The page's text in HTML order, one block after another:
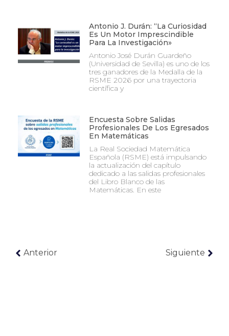
Antonio J. Durán: “La Curiosidad
Es Un Motor Imprescindible
Para La Investigación»
Antonio José Durán Guardeño
(Universidad de Sevilla) es uno de los
tres ganadores de la Medalla de la
RSME 2026 por una trayectoria
científica y
Encuesta Sobre Salidas
Profesionales De Los Egresados
En Matemáticas
La Real Sociedad Matemática
Española (RSME) está impulsando
la actualización del capítulo
dedicado a las salidas profesionales
del Libro Blanco de las
Matemáticas. En este
Anterior Siguiente